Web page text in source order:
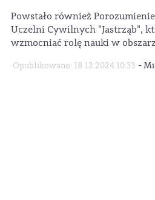
Powstało również
Uczelni Cywilnych "Jastrząb",
wzmocniać rolę nauki w
Opublikowano: 18.12.2024 10:33 -